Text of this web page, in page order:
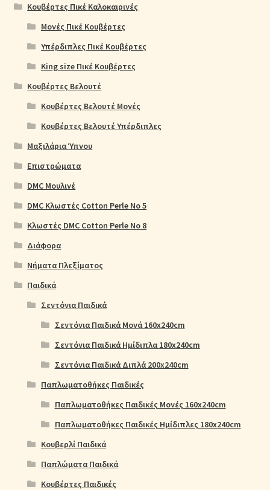
Κουβέρτες Πικέ Καλοκαιρινές
Μονές Πικέ Κουβέρτες
Υπέρδιπλες Πικέ Κουβέρτες
King size Πικέ Κουβέρτες
Κουβέρτες Βελουτέ
Κουβέρτες Βελουτέ Μονές
Κουβέρτες Βελουτέ Υπέρδιπλες
Μαξιλάρια Ύπνου
Επιστρώματα
DMC Μουλινέ
DMC Κλωστές Cotton Perle No 5
Κλωστές DMC Cotton Perle No 8
Διάφορα
Νήματα Πλεξίματος
Παιδικά
Σεντόνια Παιδικά
Σεντόνια Παιδικά Μονά 160x240cm
Σεντόνια Παιδικά Ημίδιπλα 180x240cm
Σεντόνια Παιδικά Διπλά 200x240cm
Παπλωματοθήκες Παιδικές
Παπλωματοθήκες Παιδικές Μονές 160x240cm
Παπλωματοθήκες Παιδικές Ημίδιπλες 180x240cm
Κουβερλί Παιδικά
Παπλώματα Παιδικά
Κουβέρτες Παιδικές